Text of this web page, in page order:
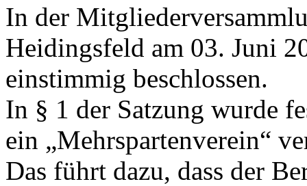
In der
Heidingsfeld am 03. Juni
einstimmig beschlossen.
In § 1 der Satzung wurde
ein „Mehrspartenverein“
Das führt dazu, dass der